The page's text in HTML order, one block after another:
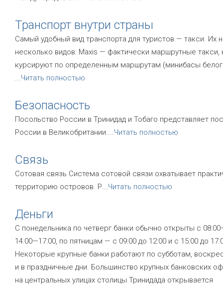
Транспорт внутри страны
Самый удобный вид транспорта для туристов — такси. Их
несколько видов: Маxis — фактически маршрутные такси,
курсируют по определенным маршрутам (минибасы
...Читать полностью
Безопасность
Посольство России в Тринидад и Тобаго представляет
России в Великобритании....Читать полностью
Связь
Сотовая связь Система сотовой связи охватывает
территорию островов. Р...Читать полностью
Деньги
С понедельника по четверг банки обычно открыты с
14:00—17:00, по пятницам — с 09:00 до 12:00 и с 15:00 до
Некоторые крупные банки работают по субботам,
и в праздничные дни. Большинство крупных банковских
на центральных улицах столицы Тринидада открывается